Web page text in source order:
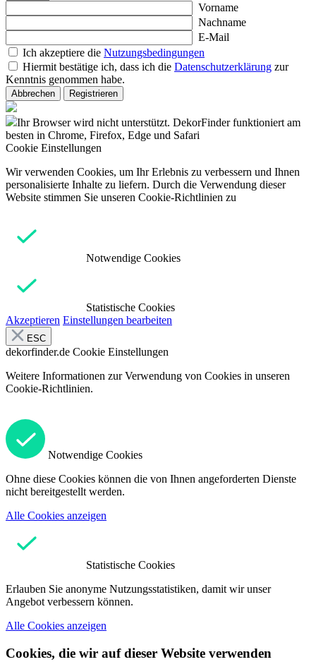
Vorname
Nachname
E-Mail
Ich akzeptiere die Nutzungsbedingungen
Hiermit bestätige ich, dass ich die Datenschutzerklärung zur
Kenntnis genommen habe.
Abbrechen Registrieren
Ihr Browser wird nicht unterstützt. DekorFinder funktioniert am
besten in Chrome, Firefox, Edge und Safari
Cookie Einstellungen
Wir verwenden Cookies, um Ihr Erlebnis zu verbessern und Ihnen
personalisierte Inhalte zu liefern. Durch die Verwendung dieser
Website stimmen Sie unseren Cookie-Richtlinien zu
Notwendige Cookies
Statistische Cookies
Akzeptieren Einstellungen bearbeiten
ESC
dekorfinder.de Cookie Einstellungen
Weitere Informationen zur Verwendung von Cookies in unseren
Cookie-Richtlinien.
Notwendige Cookies
Ohne diese Cookies können die von Ihnen angeforderten Dienste
nicht bereitgestellt werden.
Alle Cookies anzeigen
Statistische Cookies
Erlauben Sie anonyme Nutzungsstatistiken, damit wir unser
Angebot verbessern können.
Alle Cookies anzeigen
Cookies, die wir auf dieser Website verwenden